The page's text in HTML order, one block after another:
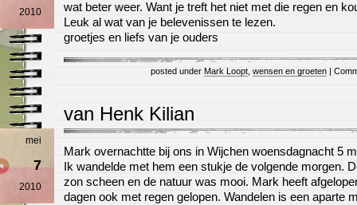
2010
wat beter weer. Want je treft het niet met die regen en
Leuk al wat van je belevenissen te lezen.
groetjes en liefs van je ouders
posted under Mark Loopt wensen en groeten |
van Henk Kilian
mei
7
2010
Mark overnachtte bij ons in Wijchen woensdagnacht 5
Ik wandelde met hem een stukje de volgende morgen.
zon scheen en de natuur was mooi. Mark heeft
dagen ook met regen gelopen. Wandelen is een aparte